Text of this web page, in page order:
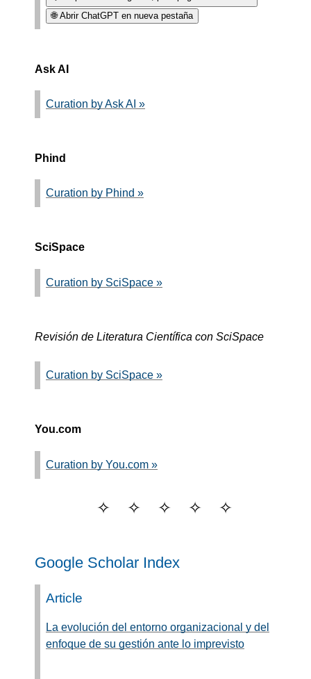
🌐 Abrir ChatGPT en nueva pestaña
Ask AI
Curation by Ask AI »
Phind
Curation by Phind »
SciSpace
Curation by SciSpace »
Revisión de Literatura Científica con SciSpace
Curation by SciSpace »
You.com
Curation by You.com »
Google Scholar Index
Article
La evolución del entorno organizacional y del
enfoque de su gestión ante lo imprevisto